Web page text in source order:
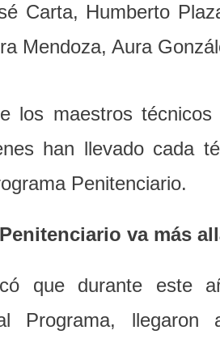
Carta, Humberto
Mendoza, Aura
los maestros
han llevado cada
Penitenciario.
va más
que durante este
Programa,